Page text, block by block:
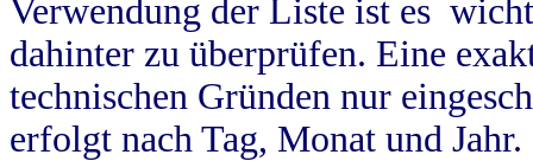
Verwendung der Liste ist es
dahinter zu überprüfen. Eine
technischen Gründen nur
erfolgt nach Tag, Monat und Jahr.